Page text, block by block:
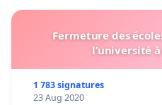
Fermeture des
1 783 signatures
23 Aug 2020